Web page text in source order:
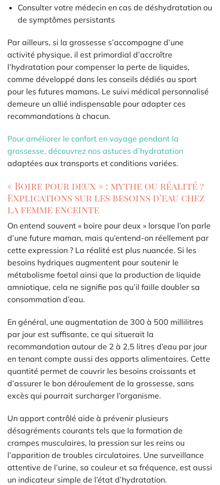
Consulter votre médecin en cas de déshydratation ou
de symptômes persistants
Par ailleurs, si la grossesse s’accompagne d’une
activité physique, il est primordial d’accroître
l’hydratation pour compenser la perte de liquides,
comme développé dans les conseils dédiés au sport
pour les futures mamans. Le suivi médical personnalisé
demeure un allié indispensable pour adapter ces
recommandations à chacun.
Pour améliorer le confort en voyage pendant la
grossesse, découvrez nos astuces d’hydratation
adaptées aux transports et conditions variées.
« Boire pour deux » : mythe ou réalité ?
Explications sur les besoins d’eau chez
la femme enceinte
On entend souvent « boire pour deux » lorsque l’on parle
d’une future maman, mais qu’entend-on réellement par
cette expression ? La réalité est plus nuancée. Si les
besoins hydriques augmentent pour soutenir le
métabolisme foetal ainsi que la production de liquide
amniotique, cela ne signifie pas qu’il faille doubler sa
consommation d’eau.
En général, une augmentation de 300 à 500 millilitres
par jour est suffisante, ce qui situerait la
recommandation autour de 2 à 2,5 litres d’eau par jour
en tenant compte aussi des apports alimentaires. Cette
quantité permet de couvrir les besoins croissants et
d’assurer le bon déroulement de la grossesse, sans
excès qui pourrait surcharger l’organisme.
Un apport contrôlé aide à prévenir plusieurs
désagréments courants tels que la formation de
crampes musculaires, la pression sur les reins ou
l’apparition de troubles circulatoires. Une surveillance
attentive de l’urine, sa couleur et sa fréquence, est aussi
un indicateur simple de l’état d’hydratation.